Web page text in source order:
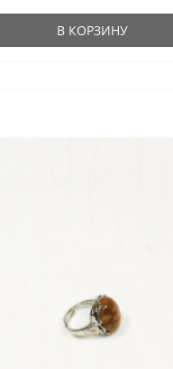
В КОРЗИНУ